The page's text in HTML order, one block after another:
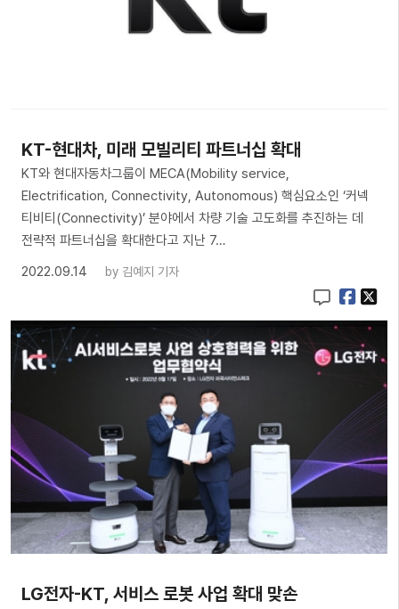
KT-현대차, 미래 모빌리티 파트너십 확대
KT와 현대자동차그룹이 MECA(Mobility service,
Electrification, Connectivity, Autonomous) 핵심요소인 ‘커넥
티비티(Connectivity)’ 분야에서 차량 기술 고도화를 추진하는 데
전략적 파트너십을 확대한다고 지난 7…
2022.09.14
by 김예지 기자
​LG전자-KT, 서비스 로봇 사업 확대 맞손